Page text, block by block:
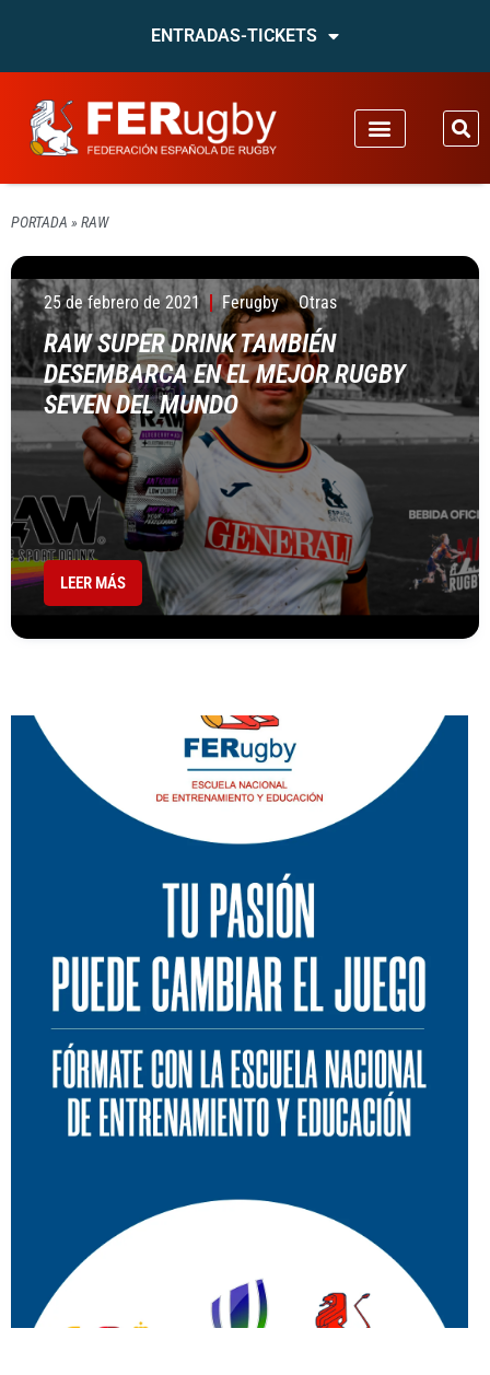
ENTRADAS-TICKETS
PORTADA » RAW
25 de febrero de 2021 Ferugby Otras
RAW SUPER DRINK TAMBIÉN
DESEMBARCA EN EL MEJOR RUGBY
SEVEN DEL MUNDO
LEER MÁS